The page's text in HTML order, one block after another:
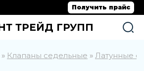
Получить прайс
ТРЕЙД ГРУПП
» Клапаны седельные » Латунные